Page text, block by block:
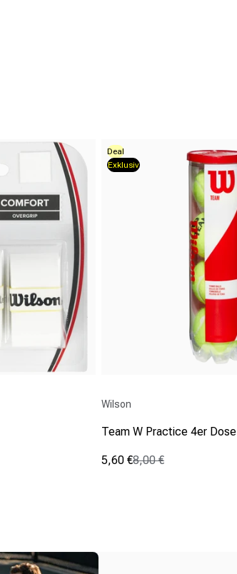
Deal
Exklusiv
Wilson
Team W Practice 4er Dose
Verkaufspreis
5,60 €
Normaler Preis
8,00 €